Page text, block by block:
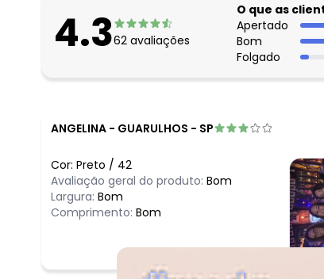
4.362 avaliações
O que as
Apertado
Bom
Folgado
ANGELINA - GUARULHOS - SP
Cor: Preto / 42
Avaliação geral do produto: Bom
Largura: Bom
Comprimento: Bom